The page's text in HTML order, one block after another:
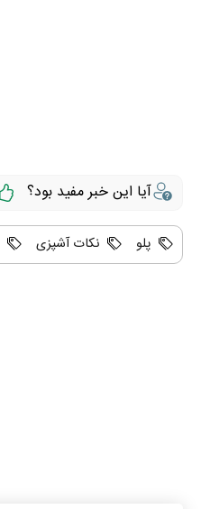
آیا این خبر مفید بود؟
پلو نکات آشپزی